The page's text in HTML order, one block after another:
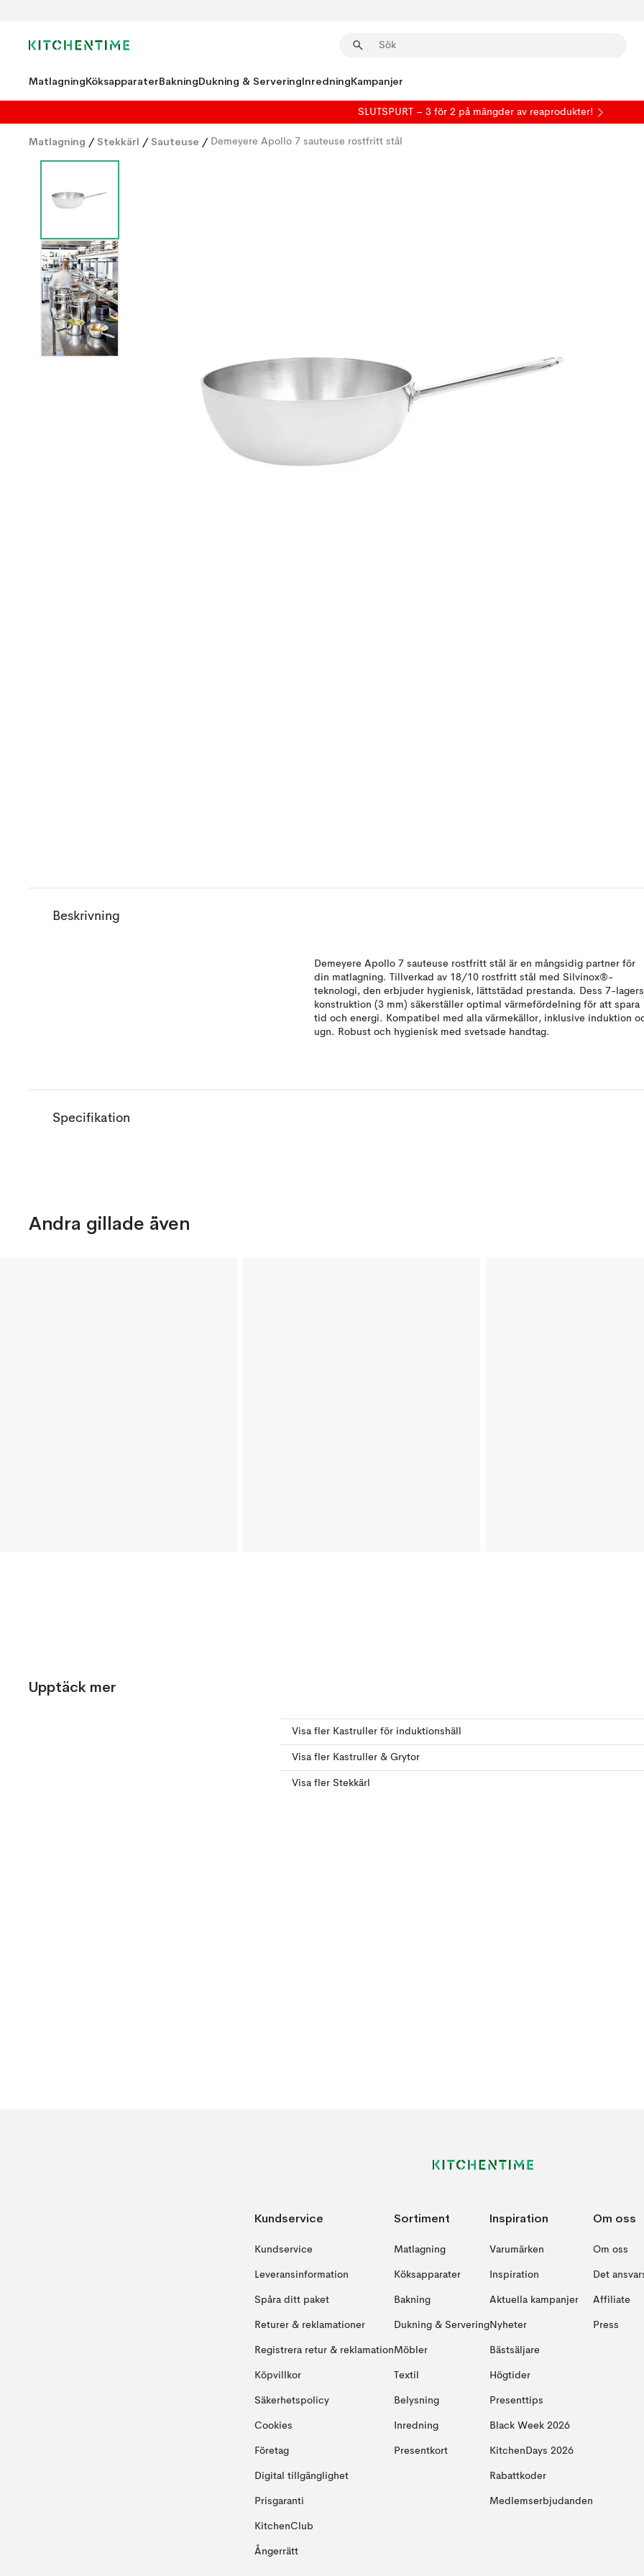
MatlagningKöksapparaterBakningDukning & ServeringInredningKampanjer
SLUTSPURT – 3 för 2 på mängder av reaprodukter!
Matlagning / Stekkärl / Sauteuse / Demeyere Apollo 7 sauteuse rostfritt stål
Beskrivning
Demeyere Apollo 7 sauteuse rostfritt stål är en mångsidig partner för
din matlagning. Tillverkad av 18/10 rostfritt stål med Silvinox®-
teknologi, den erbjuder hygienisk, lättstädad prestanda. Dess 7-lagers
konstruktion (3 mm) säkerställer optimal värmefördelning för att spara
tid och energi. Kompatibel med alla värmekällor, inklusive induktion
ugn. Robust och hygienisk med svetsade handtag.
Specifikation
Andra gillade även
Upptäck mer
Visa fler Kastruller för induktionshäll
Visa fler Kastruller & Grytor
Visa fler Stekkärl
Kundservice
Kundservice
Leveransinformation
Spåra ditt paket
Returer & reklamationer
Registrera retur & reklamation
Köpvillkor
Säkerhetspolicy
Cookies
Företag
Digital tillgänglighet
Prisgaranti
KitchenClub
Ångerrätt
Sortiment
Matlagning
Köksapparater
Bakning
Dukning & Servering
Möbler
Textil
Belysning
Inredning
Presentkort
Inspiration
Varumärken
Inspiration
Aktuella kampanjer
Nyheter
Bästsäljare
Högtider
Presenttips
Black Week 2026
KitchenDays 2026
Rabattkoder
Medlemserbjudanden
Om oss
Om oss
Det
Affiliate
Press